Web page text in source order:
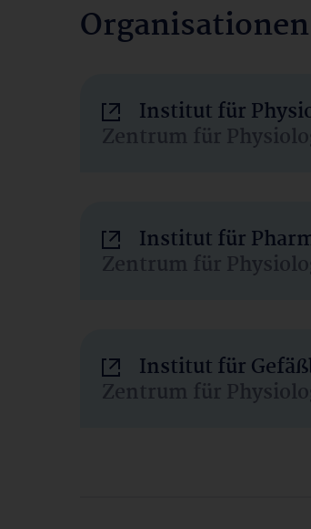
Organisationen
Institut für
Zentrum für
Institut für
Zentrum für
Institut für
Zentrum für